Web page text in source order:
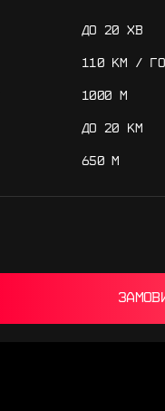
ДО 20 ХВ
110 КМ /
1000 М
ДО 20 КМ
650 М